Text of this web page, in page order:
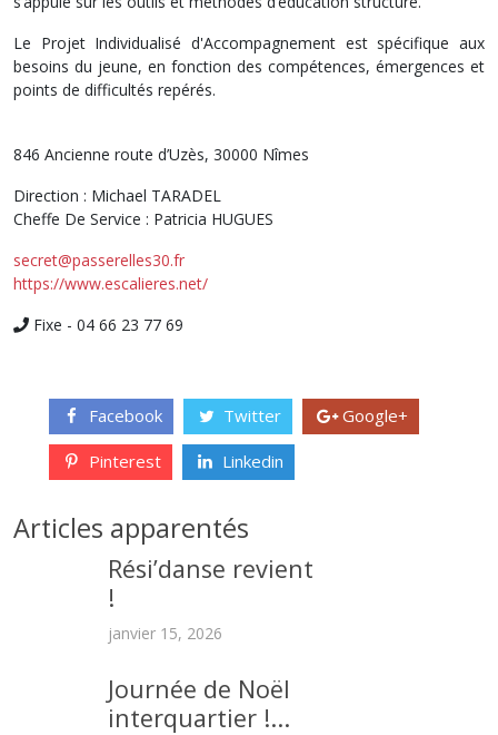
Le Projet Individualisé d'Accompagnement est spécifique aux
besoins du jeune, en fonction des compétences, émergences et
points de difficultés repérés.
846 Ancienne route d’Uzès, 30000 Nîmes
Direction : Michael TARADEL
Cheffe De Service : Patricia HUGUES
secret@passerelles30.fr
https://www.escalieres.net/
Fixe - 04 66 23 77 69
Facebook Twitter Google+
Pinterest Linkedin
Articles apparentés
Rési’danse revient
!
janvier 15, 2026
Journée de Noël
interquartier !...